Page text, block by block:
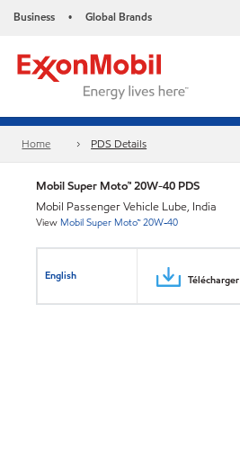
Business • Global Brands
Home PDS Details
Mobil Super Moto™ 20W-40 PDS
Mobil Passenger Vehicle Lube, India
View Mobil Super Moto™ 20W-40
English Télécharger